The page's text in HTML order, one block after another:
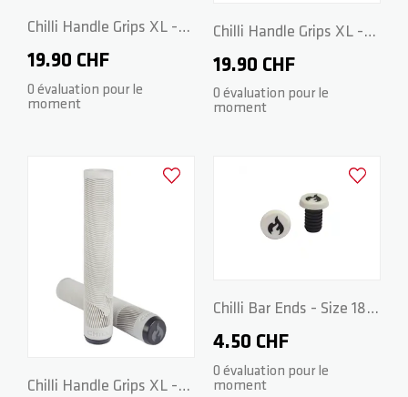
Chilli Handle Grips XL -
170mm - Red
19.90 CHF
0 évaluation pour le
moment
Chilli Handle Grips XL -
170mm - Green
19.90 CHF
0 évaluation pour le
moment
Chilli Handle Grips XL -
Ajouter à la liste d'achats
Chilli Bar Ends - Size 18 -
White/Black
4.50 CHF
0 évaluation pour le
moment
Ajouter à